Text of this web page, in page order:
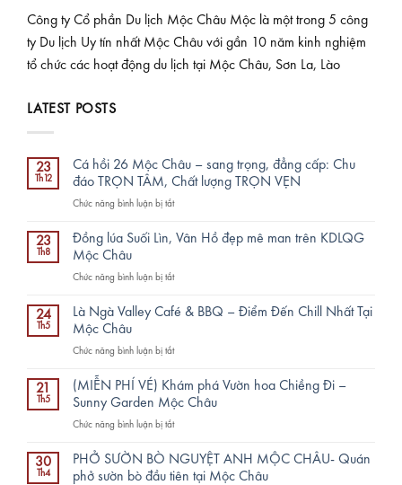
Công ty Cổ phần Du lịch Mộc Châu Mộc là một trong 5 công
ty Du lịch Uy tín nhất Mộc Châu với gần 10 năm kinh nghiệm
tổ chức các hoạt động du lịch tại Mộc Châu, Sơn La, Lào
LATEST POSTS
23
Th12
Cá hồi 26 Mộc Châu – sang trọng, đẳng cấp: Chu
đáo TRỌN TÂM, Chất lượng TRỌN VẸN
Chức năng bình luận bị tắtở
hồi
Châu
sang
cấp:
đáo
TRỌN
TRỌN
VẸN
23
Th8
Đồng lúa Suối Lìn, Vân Hồ đẹp mê man trên KDLQG
Mộc Châu
Chức năng bình luận bị tắtở
lúa
Vân
đẹp
mê
trên
Mộc
Châu
24
Th5
Là Ngà Valley Café & BBQ – Điểm Đến Chill Nhất Tại
Mộc Châu
Chức năng bình luận bị tắtở
Ngà
Valley
Café
&
–
Điểm
21
Th5
(MIỄN PHÍ VÉ) Khám phá Vườn hoa Chiềng Đi –
Sunny Garden Mộc Châu
Chức năng bình luận bị tắtở
PHÍ
VÉ)
30
Th4
PHỞ SƯỜN BÒ NGUYỆT ANH MỘC CHÂU- Quán
phở sườn bò đầu tiên tại Mộc Châu